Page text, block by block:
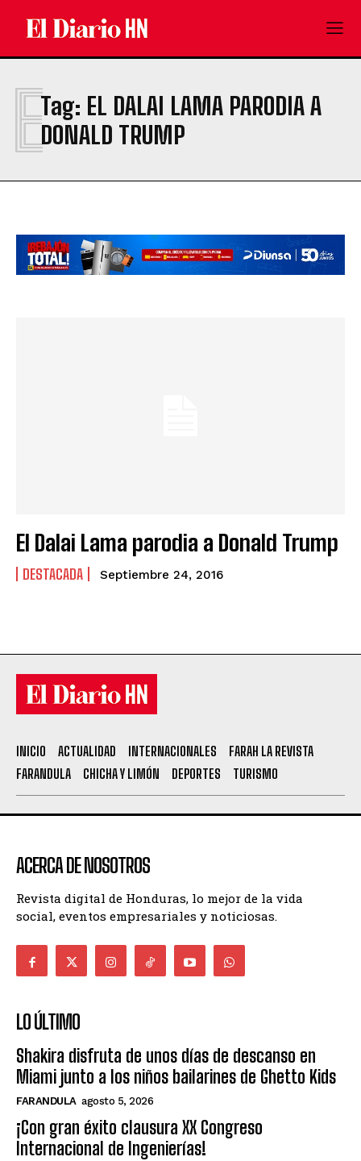
Tag: EL DALAI LAMA PARODIA A
DONALD TRUMP
E
El Dalai Lama parodia a Donald Trump
DESTACADA Septiembre 24, 2016
INICIO ACTUALIDAD INTERNACIONALES
FARAH LA REVISTA
FARANDULA
CHICHA Y LIMÓN DEPORTES TURISMO
ACERCA DE NOSOTROS
Revista digital de Honduras, lo mejor de la vida
social, eventos empresariales y noticiosas.
LO ÚLTIMO
Shakira disfruta de unos días de descanso en
Miami junto a los niños bailarines de Ghetto Kids
FARANDULA agosto 5, 2026
¡Con gran éxito clausura XX Congreso
Internacional de Ingenierías!